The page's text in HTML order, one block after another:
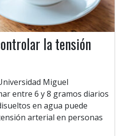
la tensión
Miguel
entre 6 y 8 gramos diarios
en agua puede
arterial en personas